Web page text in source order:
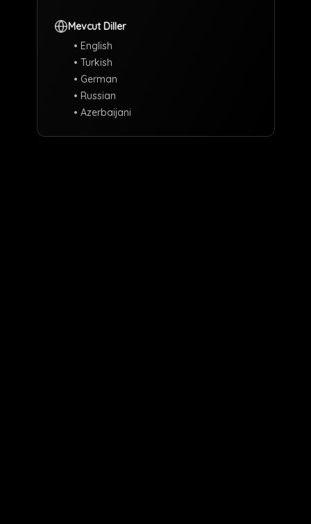
Mevcut Diller
• English
• Turkish
• German
• Russian
• Azerbaijani